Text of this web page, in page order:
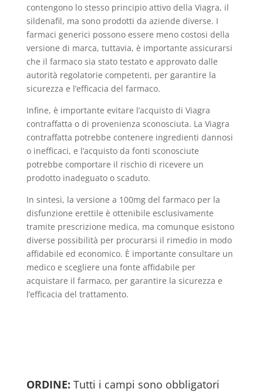
contengono lo stesso principio attivo della Viagra, il
sildenafil, ma sono prodotti da aziende diverse. I
farmaci generici possono essere meno costosi della
versione di marca, tuttavia, è importante assicurarsi
che il farmaco sia stato testato e approvato dalle
autorità regolatorie competenti, per garantire la
sicurezza e l’efficacia del farmaco.
Infine, è importante evitare l’acquisto di Viagra
contraffatta o di provenienza sconosciuta. La Viagra
contraffatta potrebbe contenere ingredienti dannosi
o inefficaci, e l’acquisto da fonti sconosciute
potrebbe comportare il rischio di ricevere un
prodotto inadeguato o scaduto.
In sintesi, la versione a 100mg del farmaco per la
disfunzione erettile è ottenibile esclusivamente
tramite prescrizione medica, ma comunque esistono
diverse possibilità per procurarsi il rimedio in modo
affidabile ed economico. È importante consultare un
medico e scegliere una fonte affidabile per
acquistare il farmaco, per garantire la sicurezza e
l’efficacia del trattamento.
ORDINE: Tutti i campi sono obbligatori